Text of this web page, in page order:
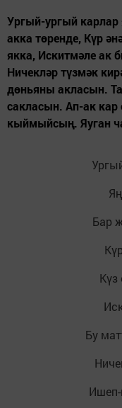
Ургый-ургый
акка төренде, Күр
якка, Искитмәле ак
Ничекләр түзмәк
дөньяны акласын.
сакласын. Ап-ак кар
кыймыйсың. Яуган
Бар
Күз
Бу